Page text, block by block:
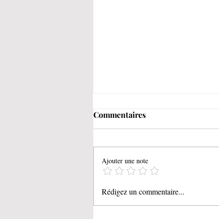
Les miettes de pain grillées à
Commentaires
Ajouter une note
Rédigez un commentaire...